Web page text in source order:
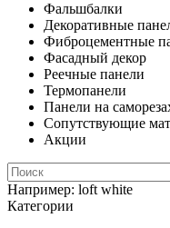
Фальшбалки
Декоративные
Фиброцементные
Фасадный декор
Реечные панели
Термопанели
Панели на
Сопутствующие
Акции
Например: loft white
Категории